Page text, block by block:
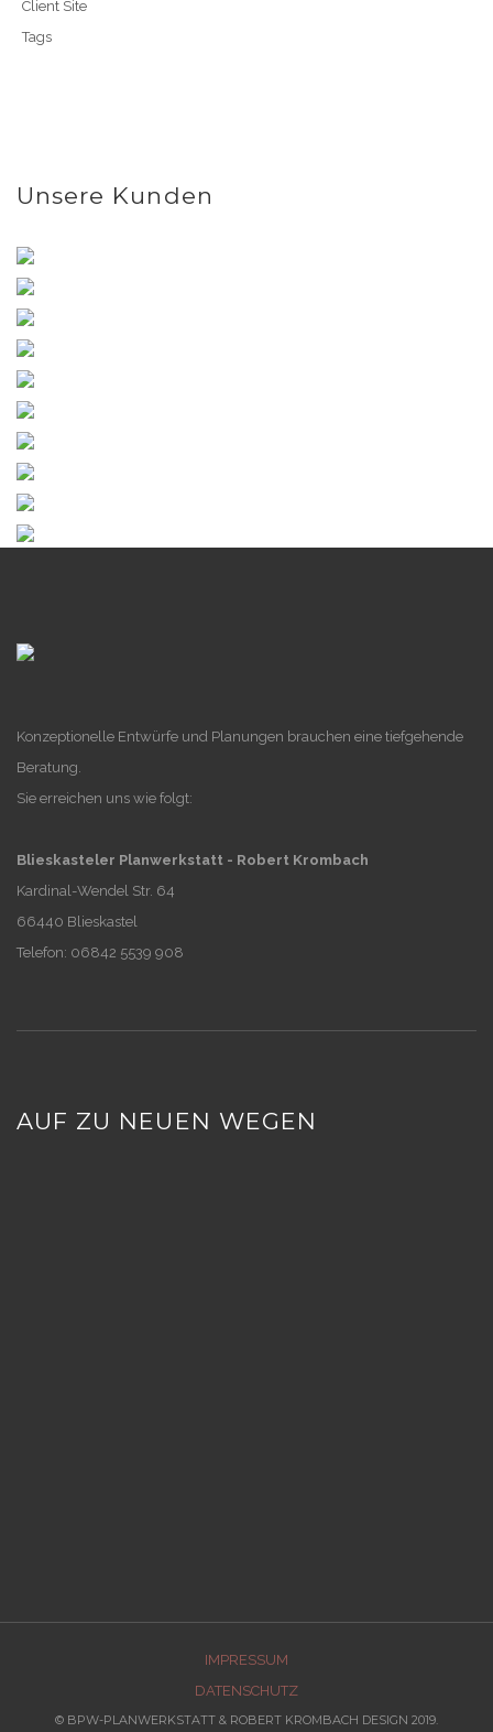
Client Site
Tags
Unsere Kunden
Konzeptionelle Entwürfe und Planungen brauchen eine tiefgehende
Beratung.
Sie erreichen uns wie folgt:
Blieskasteler Planwerkstatt - Robert Krombach
Kardinal-Wendel Str. 64
66440 Blieskastel
Telefon: 06842 5539 908
AUF ZU NEUEN WEGEN
IMPRESSUM
DATENSCHUTZ
© BPW-PLANWERKSTATT & ROBERT KROMBACH DESIGN 2019.